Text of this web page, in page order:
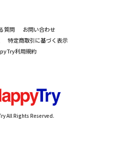
質問
お問い合わせ
特定商取引に基づく表示
利用規約
All Rights Reserved.